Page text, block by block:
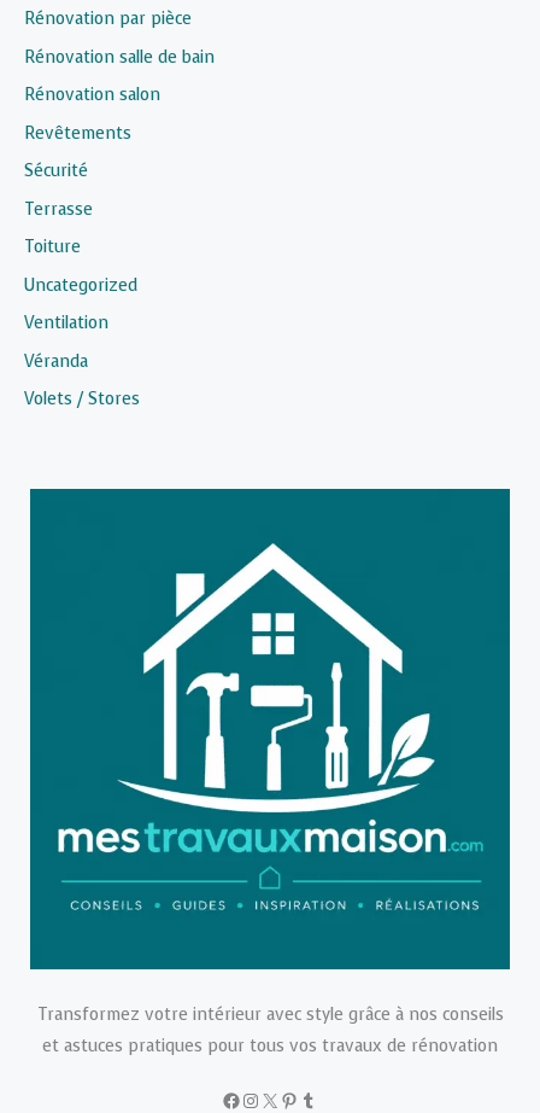
Rénovation par pièce
Rénovation salle de bain
Rénovation salon
Revêtements
Sécurité
Terrasse
Toiture
Uncategorized
Ventilation
Véranda
Volets / Stores
Transformez votre intérieur avec style grâce à nos conseils
et astuces pratiques pour tous vos travaux de rénovation
Facebook
Instagram
X Pinterest
Tumblr